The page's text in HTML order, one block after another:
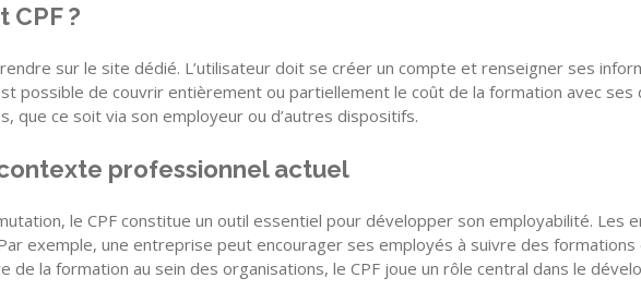
CPF ?
sur le site dédié. L’utilisateur doit se créer un compte et renseigner ses
possible de couvrir entièrement ou partiellement le coût de la formation avec
que ce soit via son employeur ou d’autres dispositifs.
professionnel actuel
le CPF constitue un outil essentiel pour développer son employabilité. Les
exemple, une entreprise peut encourager ses employés à suivre des
de la formation au sein des organisations, le CPF joue un rôle central dans le